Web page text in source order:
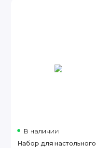
В наличии
Набор для настольного